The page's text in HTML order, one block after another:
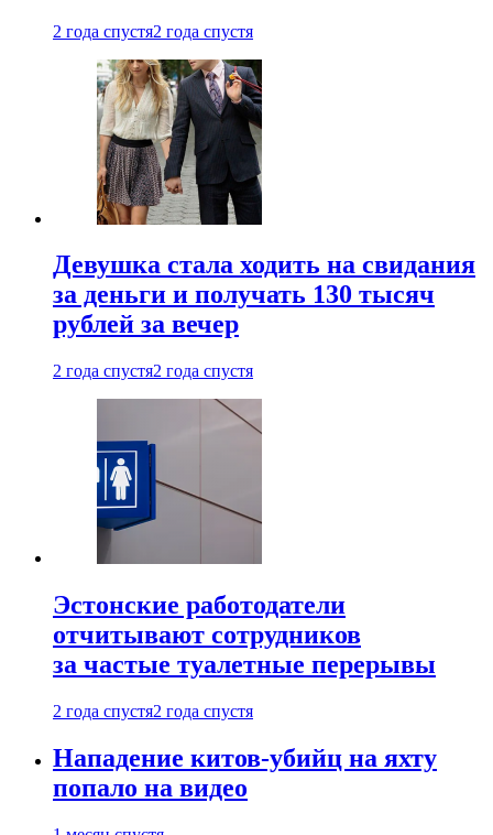
2 года спустя2 года спустя
Девушка стала ходить на свидания
за деньги и получать 130 тысяч
рублей за вечер
2 года спустя2 года спустя
Эстонские работодатели
отчитывают сотрудников
за частые туалетные перерывы
2 года спустя2 года спустя
Нападение китов-убийц на яхту
попало на видео